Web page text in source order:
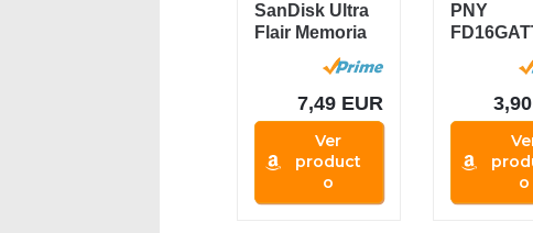
SanDisk Ultra
Flair Memoria
flash USB 3.0
7,49 EUR
Ver
product
o
PNY
EF -
USB 2.0
GB, Negro
o